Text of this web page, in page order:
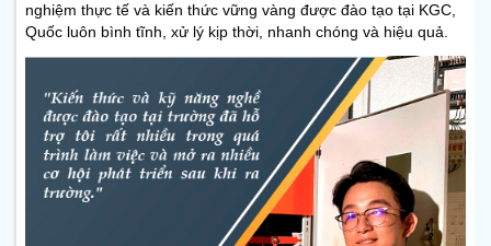
nghiệm thực tế và kiến thức vững vàng được đào tạo tại KGC,
Quốc luôn bình tĩnh, xử lý kịp thời, nhanh chóng và hiệu quả.